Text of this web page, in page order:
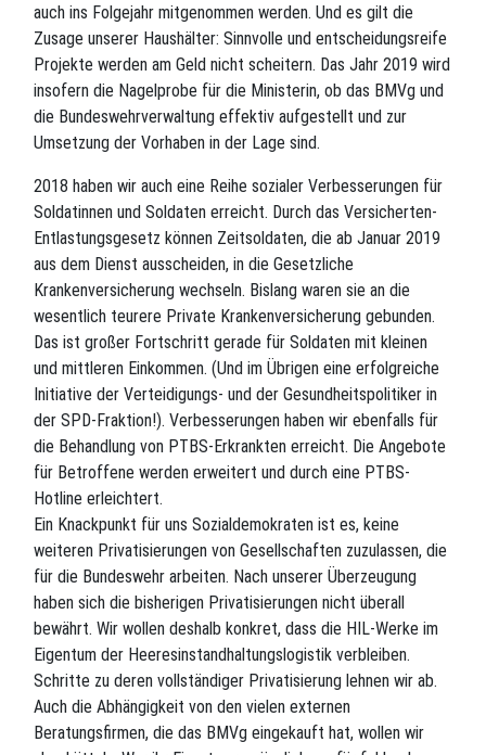
auch ins Folgejahr mitgenommen werden. Und es gilt die
Zusage unserer Haushälter: Sinnvolle und entscheidungsreife
Projekte werden am Geld nicht scheitern. Das Jahr 2019 wird
insofern die Nagelprobe für die Ministerin, ob das BMVg und
die Bundeswehrverwaltung effektiv aufgestellt und zur
Umsetzung der Vorhaben in der Lage sind.
2018 haben wir auch eine Reihe sozialer Verbesserungen für
Soldatinnen und Soldaten erreicht. Durch das Versicherten-
Entlastungsgesetz können Zeitsoldaten, die ab Januar 2019
aus dem Dienst ausscheiden, in die Gesetzliche
Krankenversicherung wechseln. Bislang waren sie an die
wesentlich teurere Private Krankenversicherung gebunden.
Das ist großer Fortschritt gerade für Soldaten mit kleinen
und mittleren Einkommen. (Und im Übrigen eine erfolgreiche
Initiative der Verteidigungs- und der Gesundheitspolitiker in
der SPD-Fraktion!). Verbesserungen haben wir ebenfalls für
die Behandlung von PTBS-Erkrankten erreicht. Die Angebote
für Betroffene werden erweitert und durch eine PTBS-
Hotline erleichtert.
Ein Knackpunkt für uns Sozialdemokraten ist es, keine
weiteren Privatisierungen von Gesellschaften zuzulassen, die
für die Bundeswehr arbeiten. Nach unserer Überzeugung
haben sich die bisherigen Privatisierungen nicht überall
bewährt. Wir wollen deshalb konkret, dass die HIL-Werke im
Eigentum der Heeresinstandhaltungslogistik verbleiben.
Schritte zu deren vollständiger Privatisierung lehnen wir ab.
Auch die Abhängigkeit von den vielen externen
Beratungsfirmen, die das BMVg eingekauft hat, wollen wir